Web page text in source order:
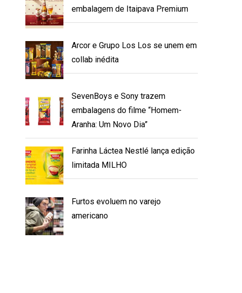
embalagem de Itaipava Premium
Arcor e Grupo Los Los se unem em
collab inédita
SevenBoys e Sony trazem
embalagens do filme “Homem-
Aranha: Um Novo Dia”
Farinha Láctea Nestlé lança edição
limitada MILHO
Furtos evoluem no varejo
americano